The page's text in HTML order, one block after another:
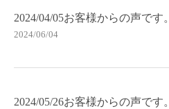
2024/04/05お客様からの声です。
2024/06/04
2024/05/26お客様からの声です。